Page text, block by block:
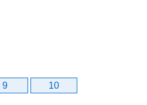
9 10